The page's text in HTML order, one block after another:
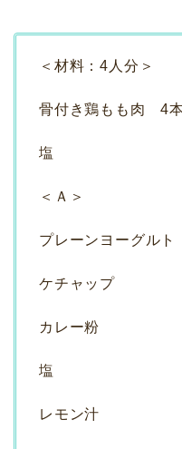
＜材料：4人分＞
骨付き鶏もも肉 4
塩 小
＜Ａ＞
プレーンヨーグ
ケチャップ
カレー粉
塩 小
レモン汁